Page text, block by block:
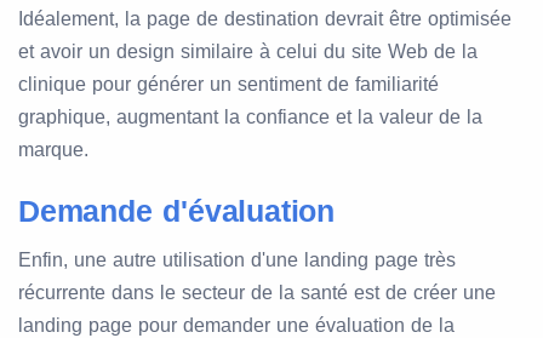
Idéalement, la page de destination devrait être optimisée
et avoir un design similaire à celui du site Web de la
clinique pour générer un sentiment de familiarité
graphique, augmentant la confiance et la valeur de la
marque.
Demande d'évaluation
Enfin, une autre utilisation d'une landing page très
récurrente dans le secteur de la santé est de créer une
landing page pour demander une évaluation de la